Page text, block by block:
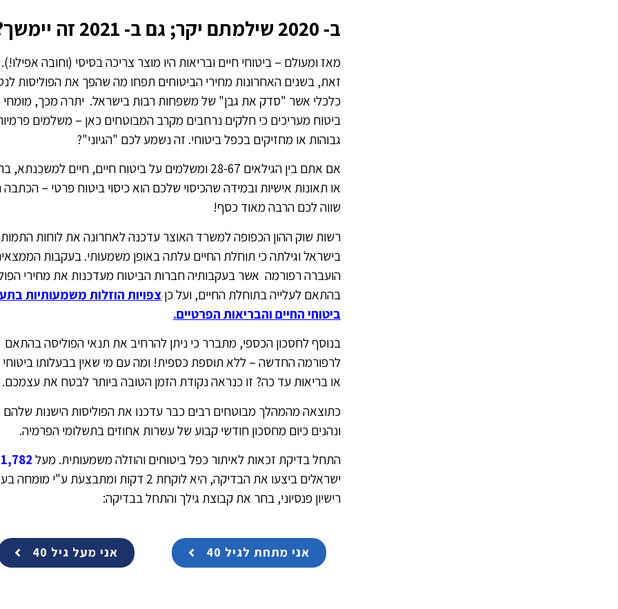
ב- 2020 שילמתם יקר; גם ב- 2021 זה יימשך?
מאז ומעולם – ביטוחי חיים ובריאות היו מוצר צריכה בסיסי (וחובה
זאת, בשנים האחרונות מחירי הביטוחים תפחו מה שהפך את הפוליסות
כלכלי אשר "סדק את גבן" של משפחות רבות בישראל. יתרה מכך, מומחי
ביטוח מעריכים כי חלקים נרחבים מקרב המבוטחים כאן – משלמים
גבוהות או מחזיקים בכפל ביטוחי. זה נשמע לכם "הגיוני"?
אם אתם בין הגילאים 28-67 ומשלמים על ביטוח חיים, חיים
או תאונות אישיות ובמידה שהכיסוי שלכם הוא כיסוי ביטוח פרטי – הכתבה
שווה לכם הרבה מאוד כסף!
רשות שוק ההון הכפופה למשרד האוצר עדכנה לאחרונה את לוחות
בישראל וגילתה כי תוחלת החיים עלתה באופן משמעותי. בעקבות
הועברה רפורמה אשר בעקבותיה חברות הביטוח מעדכנות את מחירי
בהתאם לעלייה בתוחלת החיים, ועל כןצפויות הוזלות משמעותיות
ביטוחי החיים והבריאות הפרטיים.
בנוסף לחסכון הכספי, מתברר כי ניתן להרחיב את תנאי הפוליסה בהתאם
לרפורמה החדשה – ללא תוספת כספית! ומה עם מי שאין בבעלותו ביטוחי
או בריאות עד כה? זו כנראה נקודת הזמן הטובה ביותר לבטח את עצמכם.
כתוצאה מהמהלך מבוטחים רבים כבר עדכנו את הפוליסות הישנות שלהם
ונהנים כיום מחסכון חודשי קבוע של עשרות אחוזים בתשלומי הפרמיה.
התחל בדיקת זכאות לאיתור כפל ביטוחים והוזלה משמעותית. מעל
ישראלים ביצעו את הבדיקה, היא לוקחת 2 דקות ומתבצעת ע"י מומחה
רישיון פנסיוני, בחר את קבוצת גילך והתחל בבדיקה:
אני מתחת לגיל 40 אני מעל גיל 40